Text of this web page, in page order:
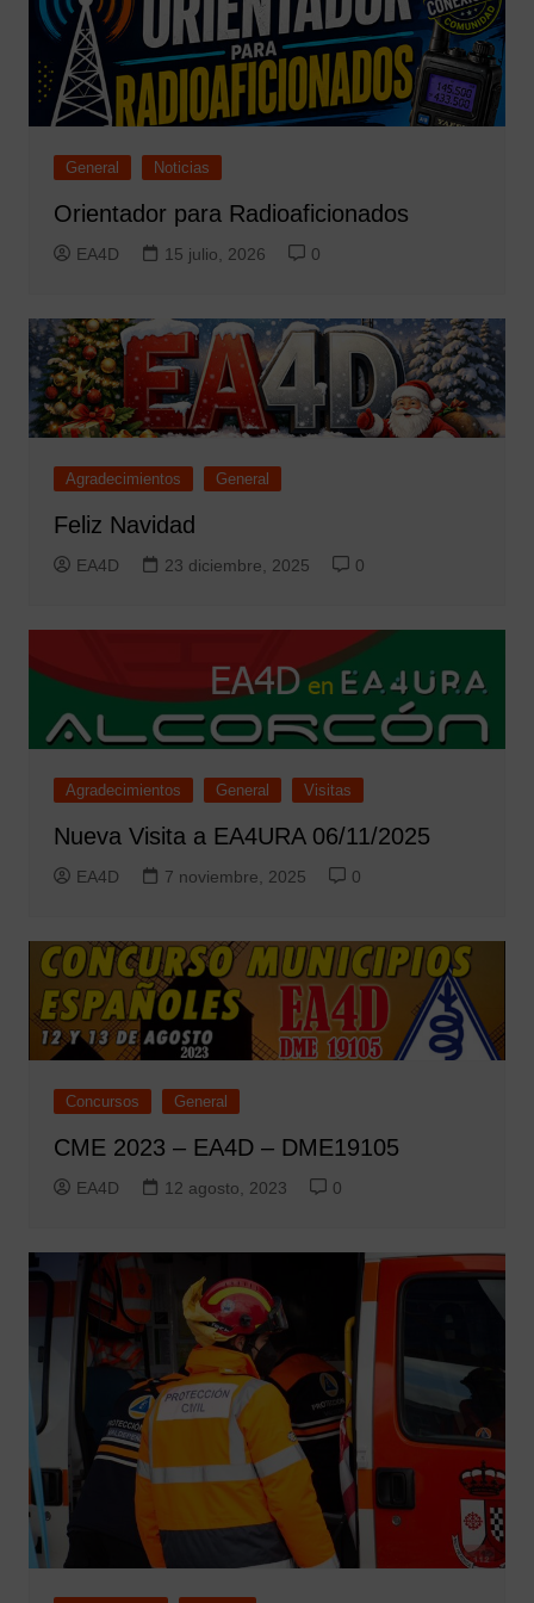
General Noticias
Orientador para Radioaficionados
EA4D 15 julio, 2026 0
Agradecimientos General
Feliz Navidad
EA4D 23 diciembre, 2025 0
Agradecimientos General Visitas
Nueva Visita a EA4URA 06/11/2025
EA4D 7 noviembre, 2025 0
Concursos General
CME 2023 – EA4D – DME19105
EA4D 12 agosto, 2023 0